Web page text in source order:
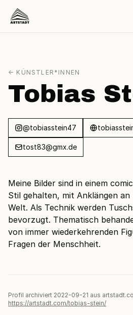
← KÜNSTLER*INNEN
Tobias
@tobiasstein47
tost83@gmx.de
Meine Bilder sind in einem
Stil gehalten, mit Anklängen
Welt. Als Technik werden
bevorzugt. Thematisch
von immer wiederkehrenden
Fragen der Menschheit.
Profil archiviert 2022-09-21 aus
https://artstadt.com/tobias-stein/